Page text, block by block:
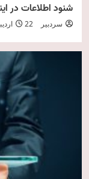
شنود اطلاعات در
سردبیر 22 اردیبهشت 1405